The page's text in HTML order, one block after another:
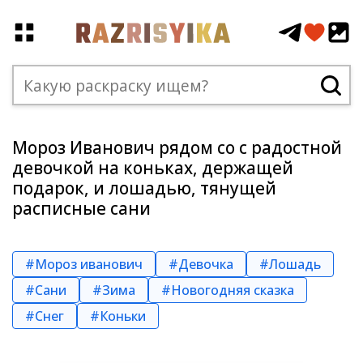
Мороз Иванович рядом со с радостной
девочкой на коньках, держащей
подарок, и лошадью, тянущей
расписные сани
#Мороз иванович #Девочка
#Лошадь
#Сани
#Зима
#Новогодняя сказка
#Снег
#Коньки